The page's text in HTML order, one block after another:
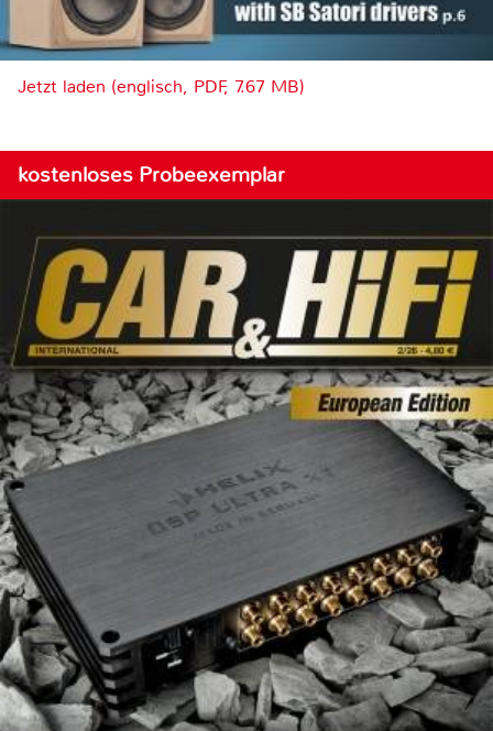
Jetzt laden (englisch, PDF, 7.67 MB)
kostenloses Probeexemplar